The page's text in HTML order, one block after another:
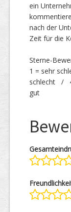
ein
nach der
Zeit für die
Sterne-
1 = sehr
schlecht /
gut